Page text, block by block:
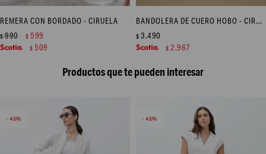
REMERA CON BORDADO - CIRUELA
$990 $ 599
$ 509
BANDOLERA DE CUERO HOBO - CIRUELA
$ 3.490
$ 2.967
Productos que te pueden interesar
46 46